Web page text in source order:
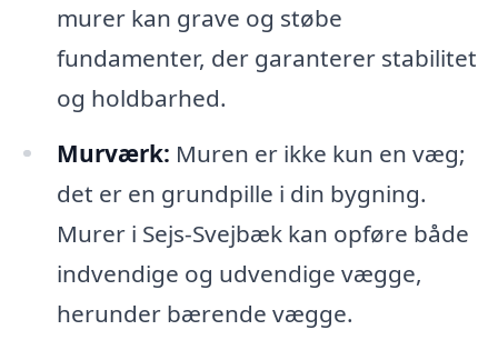
murer kan grave og støbe
fundamenter, der garanterer stabilitet
og holdbarhed.
Murværk: Muren er ikke kun en væg;
det er en grundpille i din bygning.
Murer i Sejs-Svejbæk kan opføre både
indvendige og udvendige vægge,
herunder bærende vægge.